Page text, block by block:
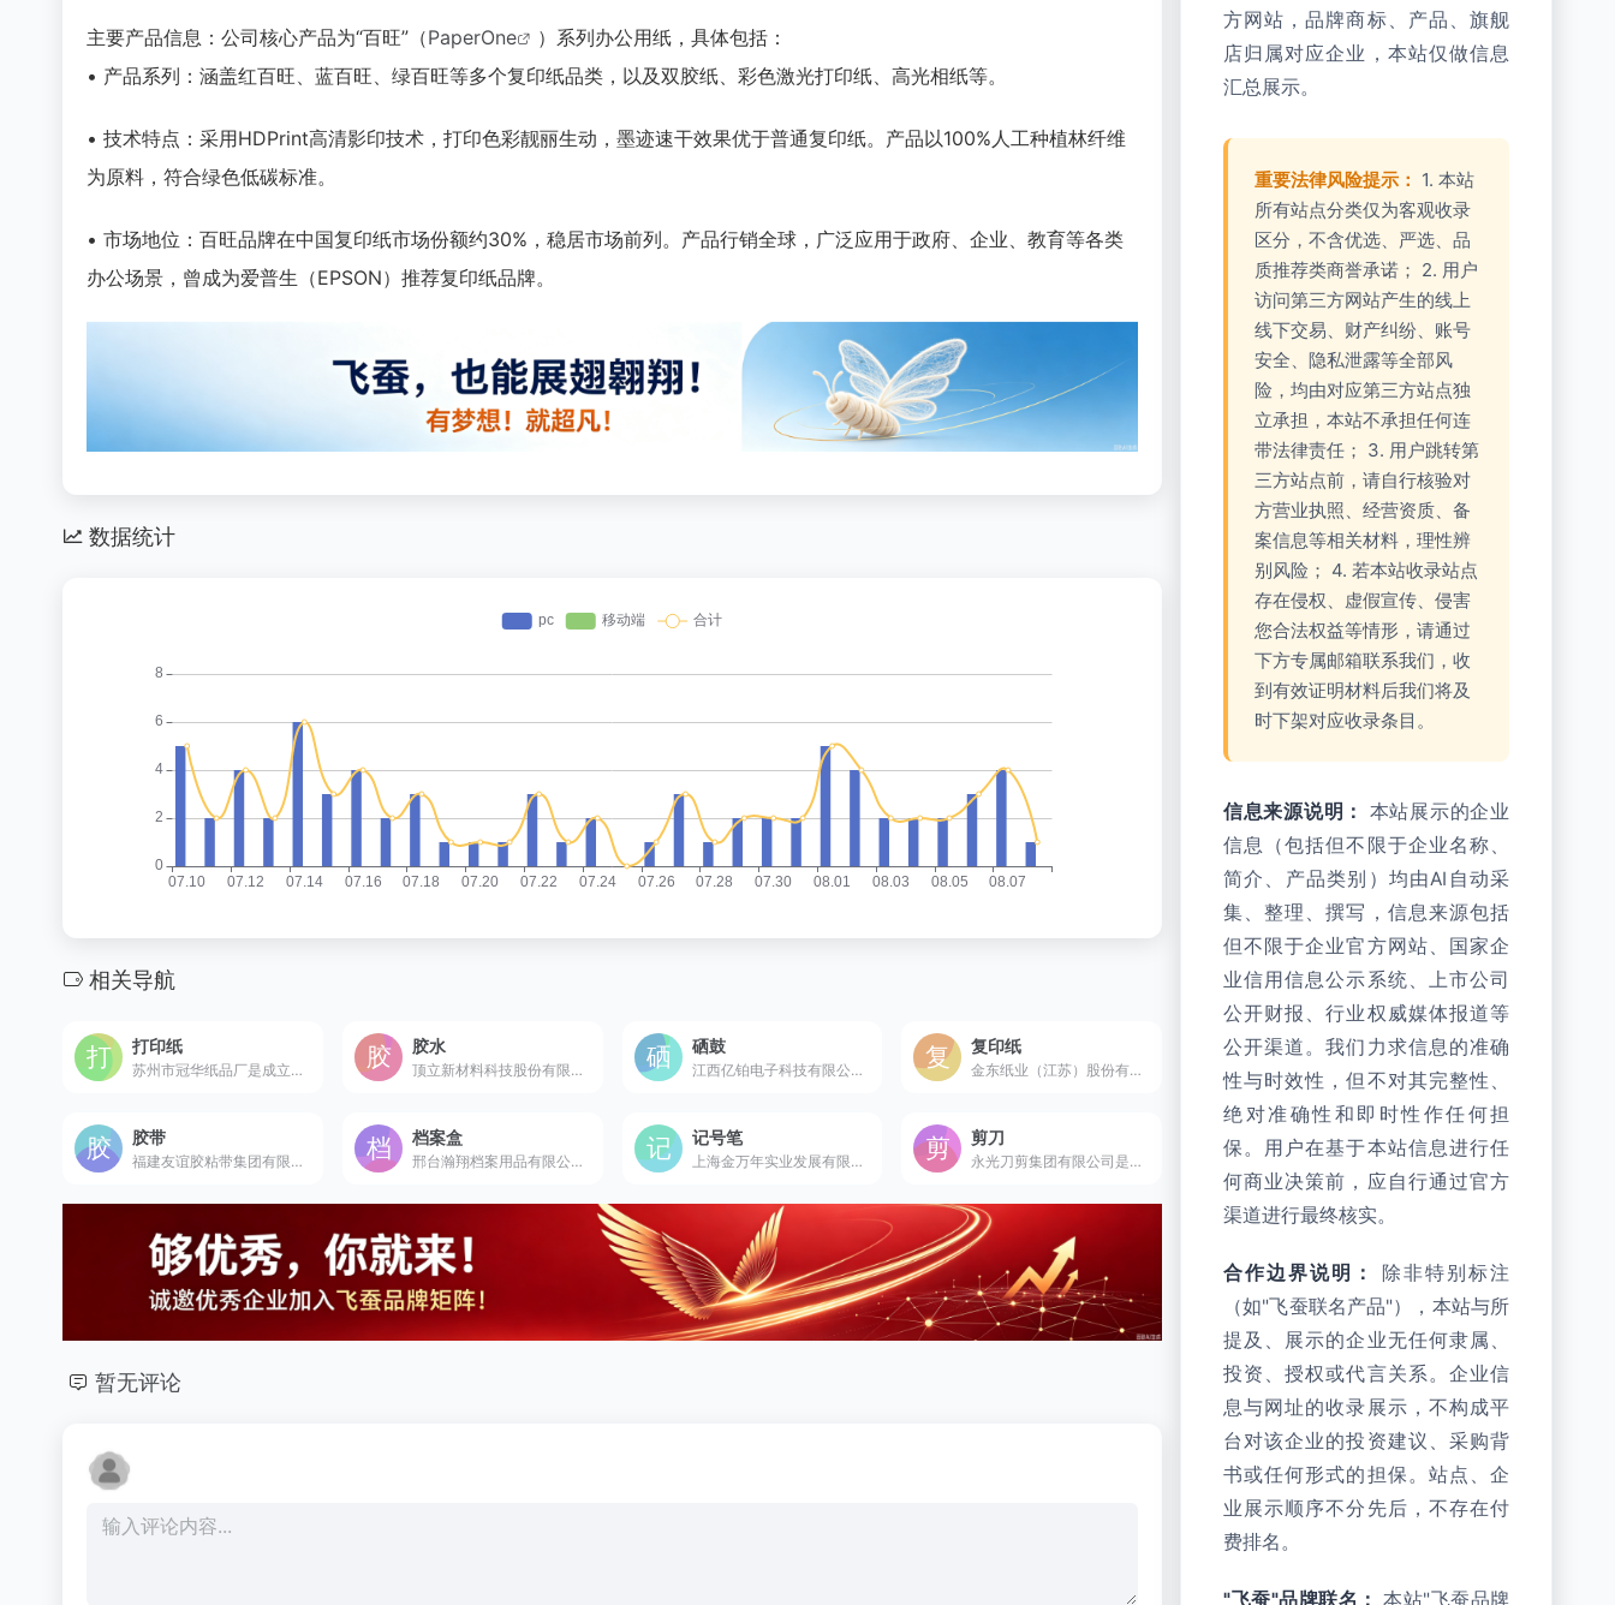
主要产品信息：公司核心产品为“百旺”（PaperOne
）系列办公用纸，具体包括：
• 产品系列：涵盖红百旺、蓝百旺、绿百旺等多个复印纸品类，以及双胶纸、彩色激光打印纸、高光相纸等。
• 技术特点：采用HDPrint高清影印技术，打印色彩靓丽生动，墨迹速干效果优于普通复印纸。产品以100%人工种植林纤维
为原料，符合绿色低碳标准。
• 市场地位：百旺品牌在中国复印纸市场份额约30%，稳居市场前列。产品行销全球，广泛应用于政府、企业、教育等各类
办公场景，曾成为爱普生（EPSON）推荐复印纸品牌。
数据统计
相关导航
打印纸
苏州市冠华纸品厂是成立于2003年的专业打印用纸生产商，拥有现代化生产基地，产品涵盖热敏纸、电脑打印纸等全系列打印耗材。
胶水
顶立新材料科技股份有限公司是成立于1998年的国家级高新技术企业，国内领先的环保胶粘剂研发制造商。
硒鼓
江西亿铂电子科技有限公司是成立于2011年的国家高新技术企业，全球领先的打印机兼容硒鼓研发制造商。
复印纸
金东纸业（江苏）股份有限公司是成立于1997年的世界级大型文化用纸制造商，中国领先的静电复印纸及零碳复印纸生产企业。
胶带
福建友谊胶粘带集团有限公司是始创于1986年的胶粘材料高新技术企业，拥有“友日久”中国驰名商标，是国家绿色工厂，年产销超120亿元的行业龙头企业。
档案盒
邢台瀚翔档案用品有限公司是建于1988年的国内规模强大的文化档案用品专业厂家，被许多档案局设为定点生产单位。
记号笔
上海金万年实业发展有限公司是成立于2002年的中国驰名商标企业，国内领先的综合性文具研发制造商，记号笔等书写工具为核心产品。
剪刀
永光刀剪集团有限公司是始于1956年的专业刀剪制造企业，拥有近70年品牌历史，是中国剪刀中心和驰名商标获得者，年产销值超5亿元的行业龙头企业。
暂无评论
方网站，品牌商标、产品、旗舰
店归属对应企业，本站仅做信息
汇总展示。
重要法律风险提示： 1. 本站
所有站点分类仅为客观收录
区分，不含优选、严选、品
质推荐类商誉承诺； 2. 用户
访问第三方网站产生的线上
线下交易、财产纠纷、账号
安全、隐私泄露等全部风
险，均由对应第三方站点独
立承担，本站不承担任何连
带法律责任； 3. 用户跳转第
三方站点前，请自行核验对
方营业执照、经营资质、备
案信息等相关材料，理性辨
别风险； 4. 若本站收录站点
存在侵权、虚假宣传、侵害
您合法权益等情形，请通过
下方专属邮箱联系我们，收
到有效证明材料后我们将及
时下架对应收录条目。
信息来源说明：
本站展示的企业
信息（包括但不限于企业名称、
简介、产品类别）均由AI自动采
集、整理、撰写，信息来源包括
但不限于企业官方网站、国家企
业信用信息公示系统、上市公司
公开财报、行业权威媒体报道等
公开渠道。我们力求信息的准确
性与时效性，但不对其完整性、
绝对准确性和即时性作任何担
保。用户在基于本站信息进行任
何商业决策前，应自行通过官方
渠道进行最终核实。
合作边界说明：
除非特别标注
（如"飞蚕联名产品"），本站与所
提及、展示的企业无任何隶属、
投资、授权或代言关系。企业信
息与网址的收录展示，不构成平
台对该企业的投资建议、采购背
书或任何形式的担保。站点、企
业展示顺序不分先后，不存在付
费排名。
"飞蚕"品牌联名： 本站"飞蚕品牌